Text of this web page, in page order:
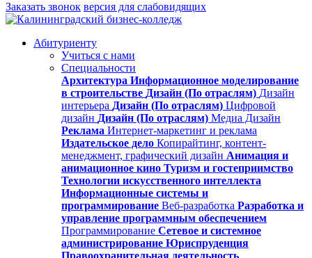
Заказать звонок версия для слабовидящих
Абитуриенту
Учиться с нами
Специальности
Архитектура Информационное моделирование
в строительстве Дизайн (По отраслям) Дизайн
интерьера Дизайн (По отраслям) Цифровой
дизайн Дизайн (По отраслям) Медиа Дизайн
Реклама Интернет-маркетинг и реклама
Издательское дело Копирайтинг, контент-
менеджмент, графический дизайн Анимация и
анимационное кино Туризм и гостеприимство
Технологии искусственного интеллекта
Информационные системы и
программирование Веб-разработка Разработка и
управление программным обеспечением
Программирование Сетевое и системное
администрирование Юриспруденция
Правоохранительная деятельность